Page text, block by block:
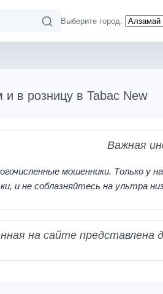
Выберите город:
и в розницу в Tabac New
Важная
мошенники. Только у
и не соблазняйтесь на ультра
на сайте представлена